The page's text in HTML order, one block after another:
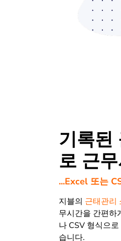
기록된
로 근
...Excel 또는
지블의 근태관리
무시간을 간편하
나 CSV 형식으
습니다.